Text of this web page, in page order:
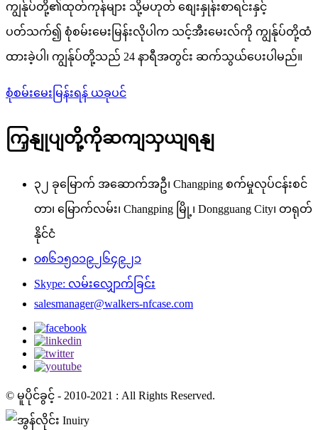
ကျွန်ုပ်တို့၏ထုတ်ကုန်များ သို့မဟုတ် စျေးနှုန်းစာရင်းနှင့်
ပတ်သက်၍ စုံစမ်းမေးမြန်းလိုပါက သင့်အီးမေးလ်ကို ကျွန်ုပ်တို့ထံ
ထားခဲ့ပါ၊ ကျွန်ုပ်တို့သည် 24 နာရီအတွင်း ဆက်သွယ်ပေးပါမည်။
စုံစမ်းမေးမြန်းရန် ယခုပင်
ကြှနျုပျတို့ကိုဆကျသှယျရနျ
၃၂ ခုမြောက် အဆောက်အဦ၊ Changping စက်မှုလုပ်ငန်းစင်
တာ၊ မြောက်လမ်း၊ Changping မြို့၊ Dongguang City၊ တရုတ်
နိုင်ငံ
၀၈၆၁၅၀၁၉၂၆၄၉၂၁
Skype: လမ်းလျှောက်ခြင်း
salesmanager@walkers-nfcase.com
© မူပိုင်ခွင့် - 2010-2021 : All Rights Reserved.